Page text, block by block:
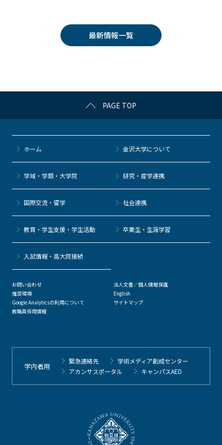
k
erk
et
n
a
最新情報一覧
PAGE TOP
ホーム 金沢大学について
学域・学類・大学院 研究・産学連携
国際交流・留学 社会連携
教育・学生支援・学生活動 卒業生・生涯学習
⼊試情報・高大院接続
お問い合わせ
推奨環境
Google Analyticsの利用について
教職員採用情報
法人文書／個人情報保護
English
サイトマップ
学内者用
緊急連絡先
学術メディア創成センター
アカンサスポータル
キャンパスAED